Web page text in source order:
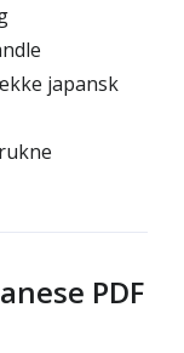
japansk
PDF